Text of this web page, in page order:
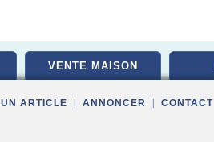
VENTE MAISON
UN ARTICLE ANNONCER CONTACT